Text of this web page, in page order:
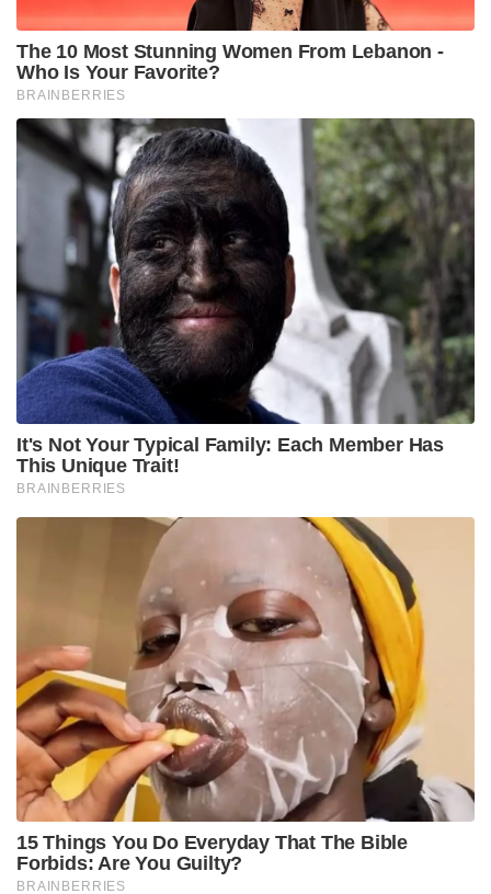
ഉപവാസം ശരീരത്തെ ദുർബലപ്പെടുത്തുകയല്ല
ചെയ്യുന്നത്. മനസ്സിനെയും ആത്മാവിനെയും
പുനരുജ്ജീവിപ്പിക്കാനുള്ള ഒരു മാർഗമായിട്ടാണ് താ
ഉപവാസത്തെ കാണുന്നത്. ഉപവാസം ഭക്ഷണം
ഒഴിവാക്കുക മാത്രമല്ല, ശരീരത്തെ വീണ്ടും
സന്തുലിതമാക്കുക, ഇച്ഛാശക്തി ശക്തിപ്പെടുത്തുക,
ആന്തരിക ഐക്യം കൈവരിക്കുക എന്നിവയാണ്
ചെയ്യുക എന്നും മോദി കൂട്ടിച്ചേർത്തു.
Tags: PM Modi reveals fasting routine pm modi